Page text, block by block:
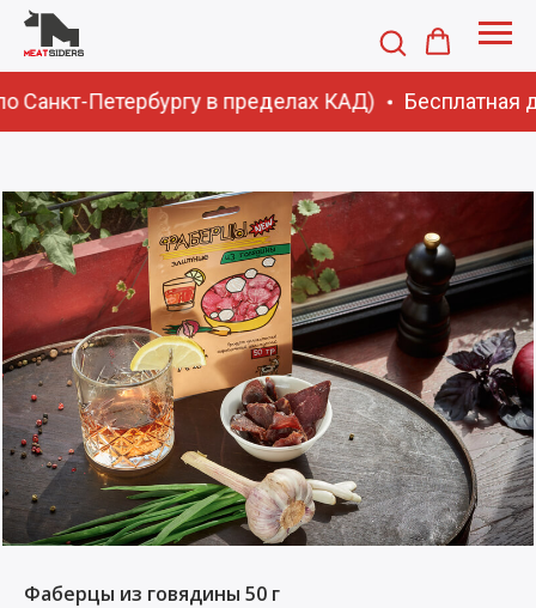
Санкт-Петербургу в пределах КАД) Бесплатная
Фаберцы из говядины 50 г